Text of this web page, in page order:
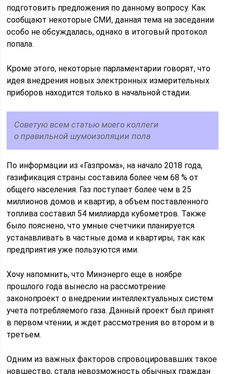
подготовить предложения по данному вопросу. Как
сообщают некоторые СМИ, данная тема на заседании
особо не обсуждалась, однако в итоговый протокол
попала.
Кроме этого, некоторые парламентарии говорят, что
идея внедрения новых электронных измерительных
приборов находится только в начальной стадии.
Советую всем статью моего коллеги
о правильной шумоизоляции пола
По информации из «Газпрома», на начало 2018 года,
газификация страны составила более чем 68 % от
общего населения. Газ поступает более чем в 25
миллионов домов и квартир, а объем поставленного
топлива составил 54 миллиарда кубометров. Также
было пояснено, что умные счетчики планируется
устанавливать в частные дома и квартиры, так как
предприятия уже пользуются ими.
Хочу напомнить, что Минэнерго еще в ноябре
прошлого года вынесло на рассмотрение
законопроект о внедрении интеллектуальных систем
учета потребляемого газа. Данный проект был принят
в первом чтении, и ждет рассмотрения во втором и в
третьем.
Одним из важных факторов спровоцировавших такое
новшество, стала невозможность обычных граждан